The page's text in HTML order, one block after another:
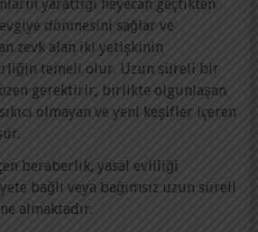
yarattığı heyecan geçtikten
dönmesini sağlar ve
zevk alan iki yetişkinin
temeli olur. Uzun süreli bir
gerektirir, birlikte olgunlaşan
olmayan ve yeni keşifler içeren
beraberlik, yasal evliliği
bağlı veya bağımsız uzun süreli
almaktadır.